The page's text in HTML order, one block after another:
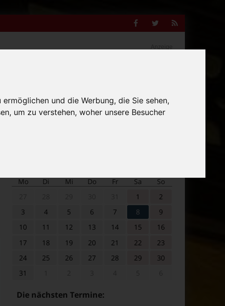
und die Werbung, die Sie sehen,
um zu verstehen, woher unsere Besucher
Facebook
Twitter
Suche
nach:
Mo Di Mi Do Fr Sa
So
1
2
3
4 5 6 7 8
9
10
11 12 13 14 15
16
17
18 19 20 21 22
23
24
25 26 27 28 29
30
31
Die nächsten Termine: